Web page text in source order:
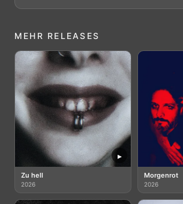
MEHR RELEASES
▸
Zu hell
2026
Morgenrot
2026